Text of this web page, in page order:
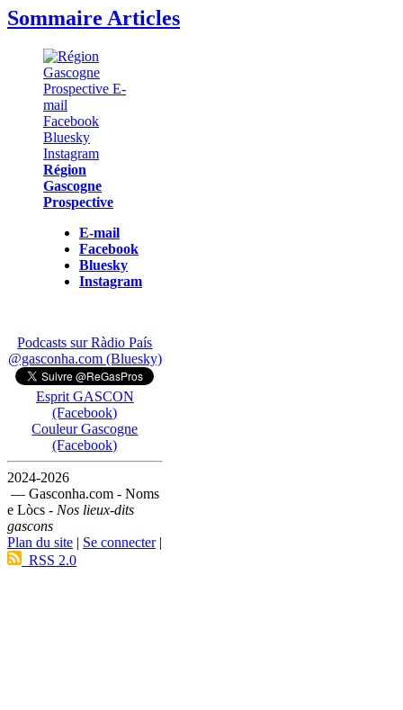
Sommaire Articles
Région
Gascogne
Prospective
E-mail
Facebook
Bluesky
Instagram
Podcasts sur Ràdio País
@gasconha.com (Bluesky)
Esprit GASCON
(Facebook)
Couleur Gascogne
(Facebook)
2024-2026
— Gasconha.com - Noms
e Lòcs - Nos lieux-dits
gascons
Plan du site | Se connecter|
RSS 2.0